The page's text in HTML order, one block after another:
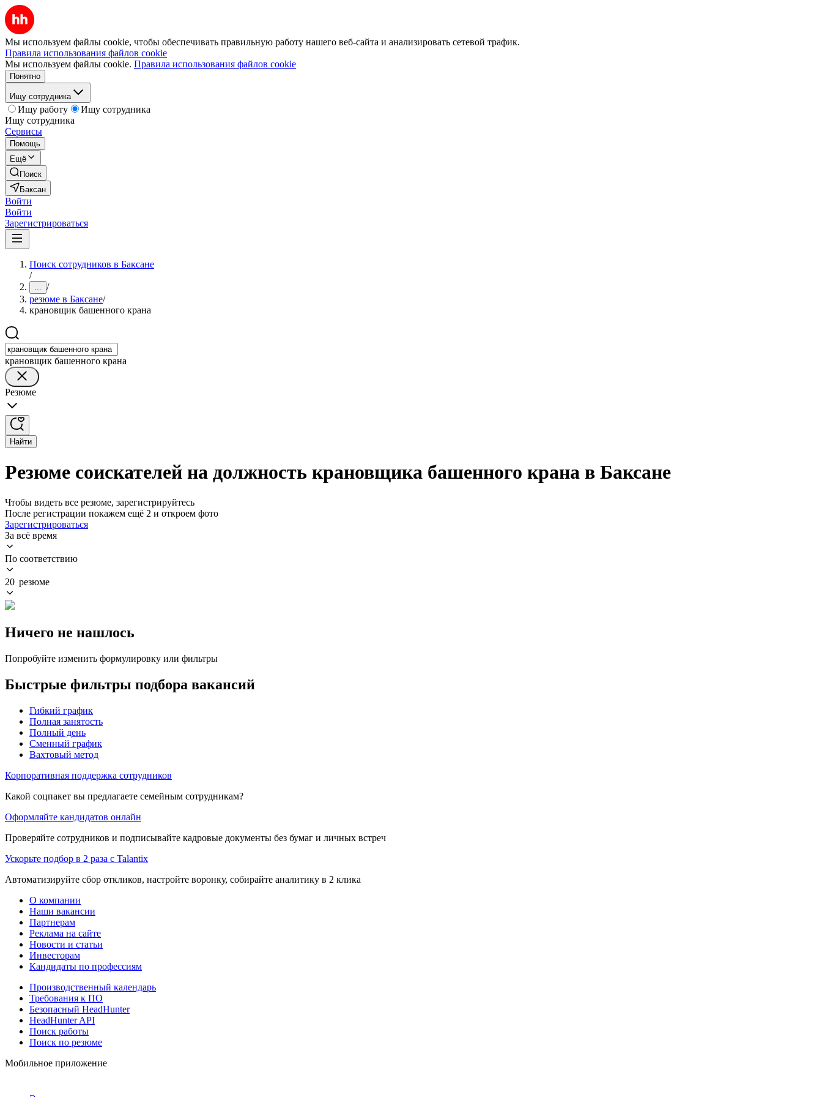
Мы используем файлы cookie, чтобы обеспечивать правильную работу нашего веб-сайта и анализировать сетевой трафик.
Правила использования файлов cookie
Мы используем файлы cookie. Правила использования файлов cookie
Понятно
Ищу сотрудника
Ищу работу
Ищу сотрудника
Ищу сотрудника
Сервисы
Помощь
Ещё
Поиск
Баксан
Войти
Войти
Зарегистрироваться
Поиск сотрудников в Баксане
/
... /
резюме в Баксане/
крановщик башенного крана
крановщик башенного крана
Резюме
Найти
Резюме соискателей на должность крановщика башенного крана в Баксане
Чтобы видеть все резюме, зарегистрируйтесь
После регистрации покажем ещё 2 и откроем фото
Зарегистрироваться
За всё время
По соответствию
20 резюме
Ничего не нашлось
Попробуйте изменить формулировку или фильтры
Быстрые фильтры подбора вакансий
Гибкий график
Полная занятость
Полный день
Сменный график
Вахтовый метод
Корпоративная поддержка сотрудников
Какой соцпакет вы предлагаете семейным сотрудникам?
Оформляйте кандидатов онлайн
Проверяйте сотрудников и подписывайте кадровые документы без бумаг и личных встреч
Ускорьте подбор в 2 раза с Talantix
Автоматизируйте сбор откликов, настройте воронку, собирайте аналитику в 2 клика
О компании
Наши вакансии
Партнерам
Реклама на сайте
Новости и статьи
Инвесторам
Кандидаты по профессиям
Производственный календарь
Требования к ПО
Безопасный HeadHunter
HeadHunter API
Поиск работы
Поиск по резюме
Мобильное приложение